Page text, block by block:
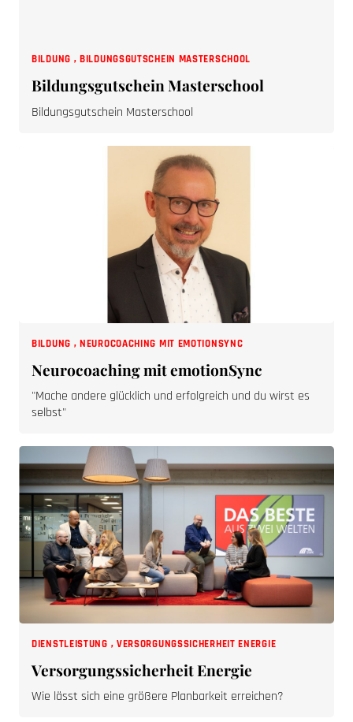
Bildungsgutschein Masterschool
Bildungsgutschein Masterschool
NEUROCOACHING MIT EMOTIONSYNC
Neurocoaching mit emotionSync
"Mache andere glücklich und erfolgreich und du wirst es
selbst"
DIENSTLEISTUNG,VERSORGUNGSSICHERHEIT ENERGIE
Versorgungssicherheit Energie
Wie lässt sich eine größere Planbarkeit erreichen?